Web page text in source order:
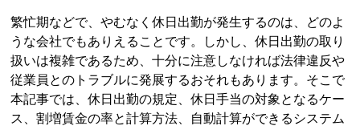
繁忙期などで、やむなく休日出勤が発生するのは、どのよ
うな会社でもありえることです。しかし、休日出勤の取り
扱いは複雑であるため、十分に注意しなければ法律違反や
従業員とのトラブルに発展するおそれもあります。そこで
本記事では、休日出勤の規定、休日手当の対象となるケー
ス、割増賃金の率と計算方法、自動計算ができるシステム